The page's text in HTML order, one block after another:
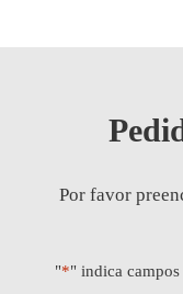
Por favor
"*" indica